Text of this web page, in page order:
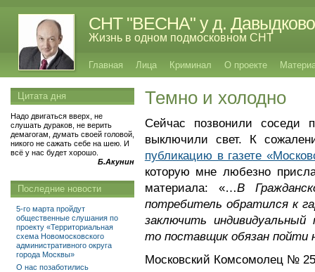
СНТ "ВЕСНА" у д. Давыдково
Жизнь в одном подмосковном СНТ
Главная Лица Криминал О проекте
Темно и холодно
Сейчас позвонили
выключили свет. К
публикацию в газете
которую мне любезно
материала: «…В
потребитель обратился к
заключить индивидуальный
то поставщик обязан пойти
Московский Комсомолец №
Цитата дня
Надо двигаться вверх, не
слушать дураков, не верить
демагогам, думать своей головой,
никого не сажать себе на шею. И
всё у нас будет хорошо.
Б.Акунин
Последние новости
5-го марта пройдут
общественные слушания по
проекту «Территориальная
схема Новомосковского
административного округа
города Москвы»
О нас позаботились